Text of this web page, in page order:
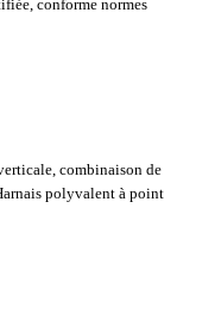
conforme normes
combinaison de
polyvalent à point